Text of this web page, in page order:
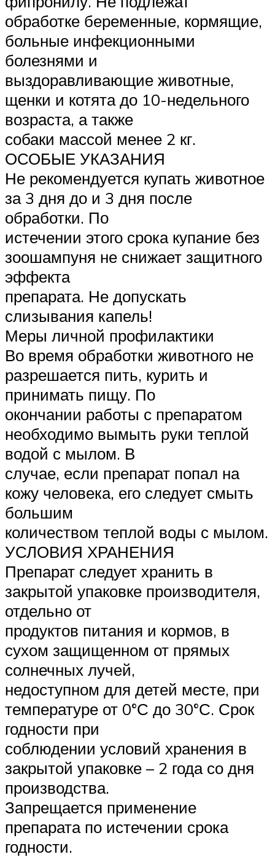
обработке беременные, кормящие,
больные инфекционными
болезнями и
выздоравливающие животные,
щенки и котята до 10-недельного
возраста, а также
собаки массой менее 2 кг.
ОСОБЫЕ УКАЗАНИЯ
Не рекомендуется купать животное
за 3 дня до и 3 дня после
обработки. По
истечении этого срока купание без
зоошампуня не снижает защитного
эффекта
препарата. Не допускать
слизывания капель!
Меры личной профилактики
Во время обработки животного не
разрешается пить, курить и
принимать пищу. По
окончании работы с препаратом
необходимо вымыть руки теплой
водой с мылом. В
случае, если препарат попал на
кожу человека, его следует смыть
большим
количеством теплой воды с мылом.
УСЛОВИЯ ХРАНЕНИЯ
Препарат следует хранить в
закрытой упаковке производителя,
отдельно от
продуктов питания и кормов, в
сухом защищенном от прямых
солнечных лучей,
недоступном для детей месте, при
температуре от 0°С до 30°С. Срок
годности при
соблюдении условий хранения в
закрытой упаковке – 2 года со дня
производства.
Запрещается применение
препарата по истечении срока
годности.